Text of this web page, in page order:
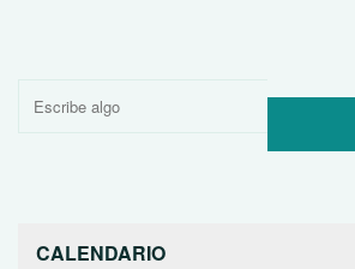
Buscar
CALENDARIO